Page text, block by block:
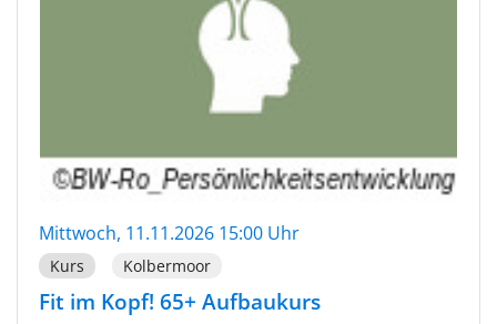
Mittwoch, 11.11.2026 15:00 Uhr
Kurs Kolbermoor
Fit im Kopf! 65+ Aufbaukurs